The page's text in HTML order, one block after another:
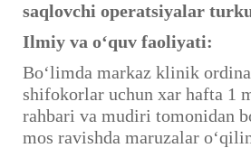
saqlovchi operatsiyalar
Ilmiy va o‘quv faoliyati:
Bo‘limda markaz klinik
shifokorlar uchun xar hafta 1
rahbari va mudiri tomonidan
mos ravishda maruzalar